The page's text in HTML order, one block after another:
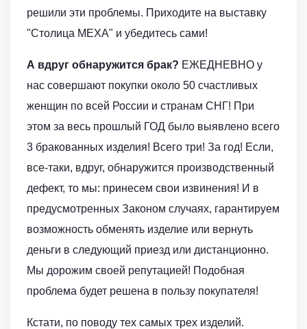
решили эти проблемы. Приходите на выставку
"Столица МЕХА" и убедитесь сами!
А вдруг обнаружится брак? ЕЖЕДНЕВНО у
нас совершают покупки около 50 счастливых
женщин по всей России и странам СНГ! При
этом за весь прошлый ГОД было выявлено всего
3 бракованных изделия! Всего три! За год! Если,
все-таки, вдруг, обнаружится производственный
дефект, то мы: принесем свои извинения! И в
предусмотренных Законом случаях, гарантируем
возможность обменять изделие или вернуть
деньги в следующий приезд или дистанционно.
Мы дорожим своей репутацией! Подобная
проблема будет решена в пользу покупателя!
Кстати, по поводу тех самых трех изделий.